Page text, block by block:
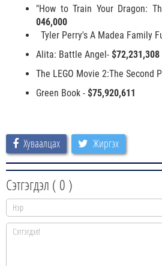
"How to Train Your Dragon:
046,000
Tyler Perry's A Madea Family
Alita: Battle Angel- $72,231,308
The LEGO Movie 2:The Second
Green Book - $75,920,611
Хуваалцах Жиргэх
Сэтгэгдэл ( 0 )